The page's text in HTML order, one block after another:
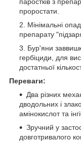
паростків з
проростати.
Мінімальні
препарату
Бур'яни
гербіциди, для
достатньої
Переваги:
Два різних
дводольних і
амінокислот та
Зручний у
довготривалого